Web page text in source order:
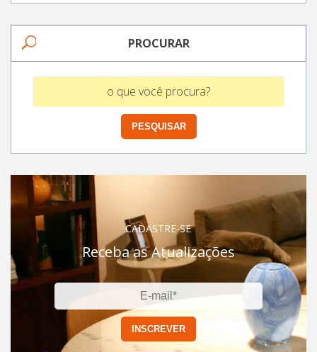
PROCURAR
CADASTRE-SE
Receba as Atualizações